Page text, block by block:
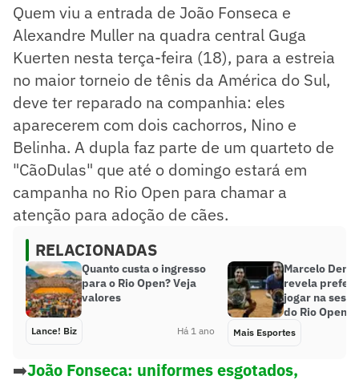
Quem viu a entrada de João Fonseca e
Alexandre Muller na quadra central Guga
Kuerten nesta terça-feira (18), para a estreia
no maior torneio de tênis da América do Sul,
deve ter reparado na companhia: eles
aparecerem com dois cachorros, Nino e
Belinha. A dupla faz parte de um quarteto de
"CãoDulas" que até o domingo estará em
campanha no Rio Open para chamar a
atenção para adoção de cães.
RELACIONADAS
Quanto custa o ingresso
para o Rio Open? Veja
valores
Lance! Biz Há 1 ano
Marcelo
revela
jogar na
do Rio Open
Mais Esportes
➡️João Fonseca: uniformes esgotados,